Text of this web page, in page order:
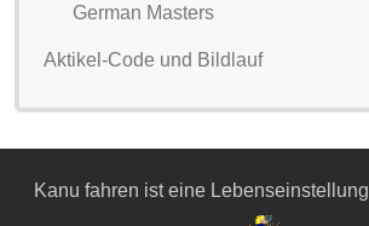
German Masters
Aktikel-Code und Bildlauf
Kanu fahren ist eine Lebenseinstellung